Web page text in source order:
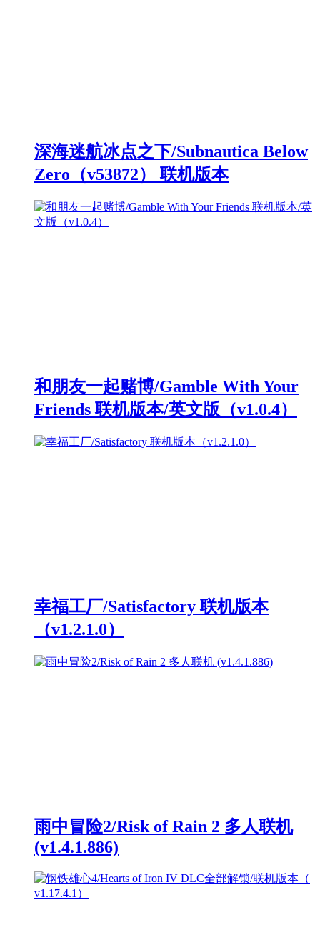
深海迷航冰点之下/Subnautica Below
Zero（v53872） 联机版本
和朋友一起赌博/Gamble With Your
Friends 联机版本/英文版（v1.0.4）
幸福工厂/Satisfactory 联机版本
（v1.2.1.0）
雨中冒险2/Risk of Rain 2 多人联机
(v1.4.1.886)